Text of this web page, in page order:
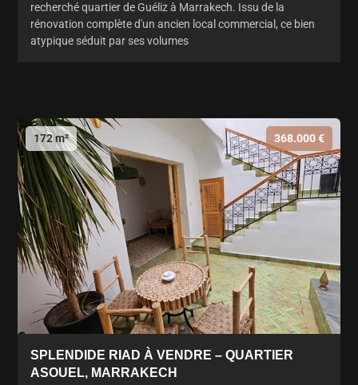
recherché quartier de Guéliz à Marrakech. Issu de la
rénovation complète d'un ancien local commercial, ce bien
atypique séduit par ses volumes
172 m² 368.000 €
SPLENDIDE RIAD À VENDRE – QUARTIER
ASOUEL, MARRAKECH